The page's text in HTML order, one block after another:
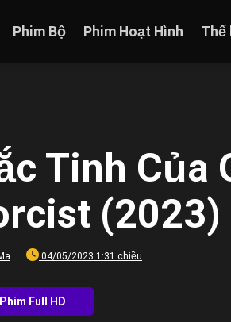
Phim Bộ Phim Hoạt Hình Thể
Tinh Của
(2023)
04/05/2023 1:31 chiều